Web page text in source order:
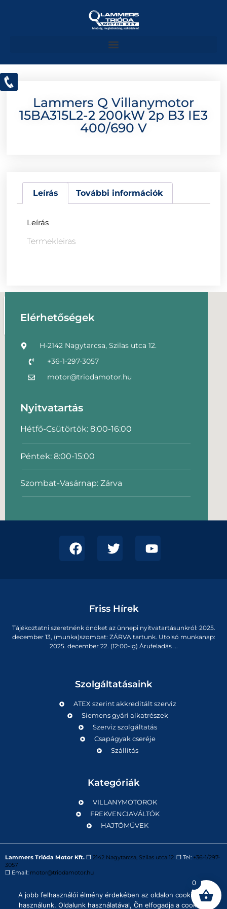
Lammers Q Villanymotor
15BA315L2-2 200kW 2p B3 IE3
400/690 V
Leírás További információk
Leírás
Termekleiras
Elérhetőségek
H-2142 Nagytarcsa, Szilas utca 12.
+36-1-297-3057
motor@triodamotor.hu
Nyitvatartás
Hétfő-Csütörtök: 8:00-16:00
Péntek: 8:00-15:00
Szombat-Vasárnap: Zárva
Friss Hírek
Tájékoztatni szeretnénk önöket az ünnepi nyitvatartásunkról: 2025.
december 13, (munka)szombat: ZÁRVA tartunk. Utolsó munkanap:
2025. december 22. (12:00-ig) Árufeladás ...
Szolgáltatásaink
ATEX szerint akkreditált szerviz
Siemens gyári alkatrészek
Szerviz szolgáltatás
Csapágyak cseréje
Szállítás
Kategóriák
VILLANYMOTOROK
FREKVENCIAVÁLTÓK
HAJTÓMŰVEK
Lammers Trióda Motor Kft. ❒ 2142 Nagytarcsa, Szilas utca 12. ❒ Tel: +36-1/297-
3057
❒ Email: motor@triodamotor.hu
Powered byDigit-Now Kft.
0
A jobb felhasználói élmény érdekében az oldalon cookie-kat
használunk. Oldalunk használatával, Ön elfogadja a cookie-k